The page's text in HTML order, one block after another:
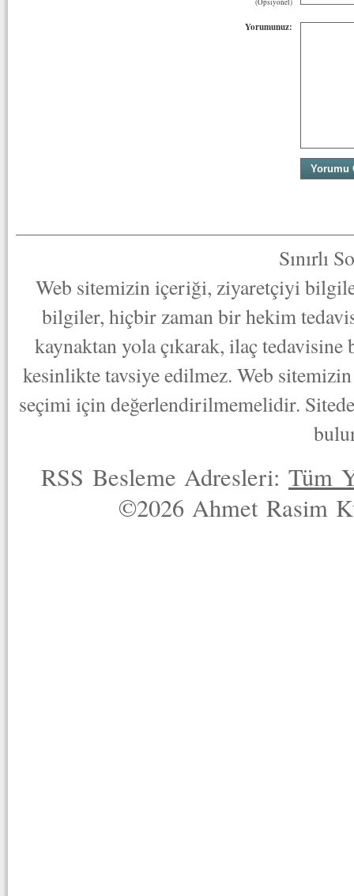
Yorumunuz:
Sınırlı
Web sitemizin içeriği, ziyaretçiyi
bilgiler, hiçbir zaman bir hekim
kaynaktan yola çıkarak, ilaç
kesinlikte tavsiye edilmez. Web
seçimi için değerlendirilmemelidir.
RSS Besleme Adresleri:Tüm
©2026 Ahmet Rasim